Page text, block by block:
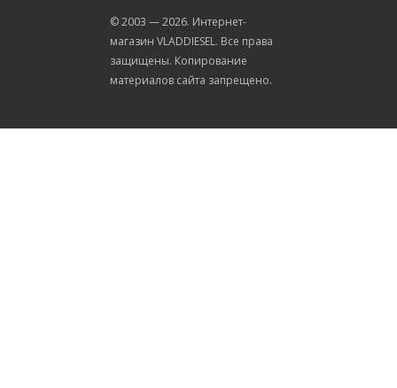
© 2003 —2026. Интернет-
магазин VLADDIESEL. Все права
защищены. Копирование
материалов сайта запрещено.